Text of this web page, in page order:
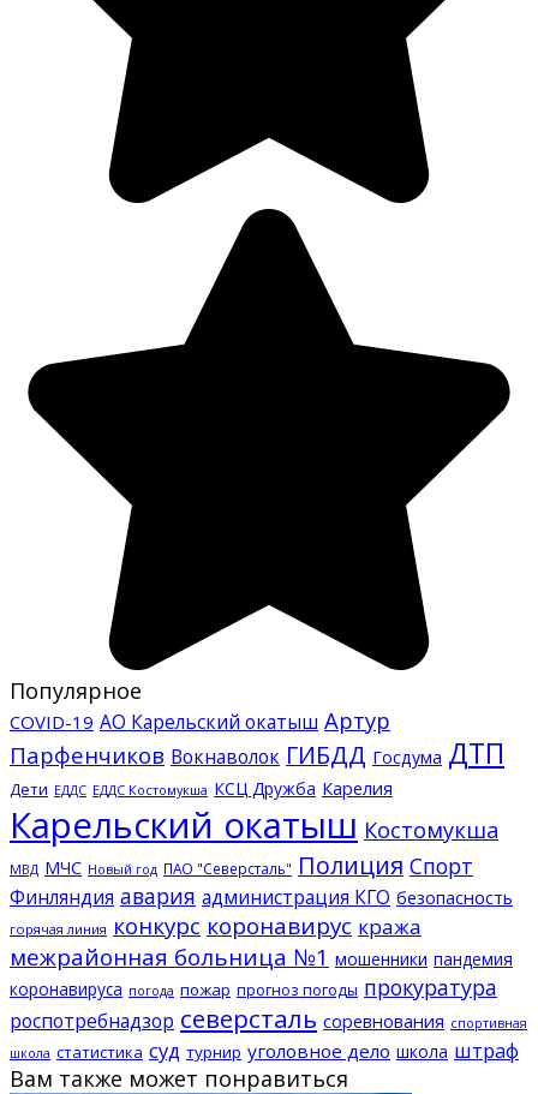
Популярное
COVID-19 АО Карельский окатыш Артур
Парфенчиков Вокнаволок ГИБДД Госдума ДТП
Дети ЕДДС ЕДДС Костомукша КСЦ Дружба Карелия
Карельский окатыш Костомукша
МВД МЧС Новый год ПАО "Северсталь" Полиция Спорт
Финляндия авария администрация КГО безопасность
горячая линия конкурс коронавирус кража
межрайонная больница №1 мошенники пандемия
коронавируса погода пожар прогноз погоды прокуратура
роспотребнадзор северсталь соревнования спортивная
школа статистика суд турнир уголовное дело школа штраф
Вам также может понравиться